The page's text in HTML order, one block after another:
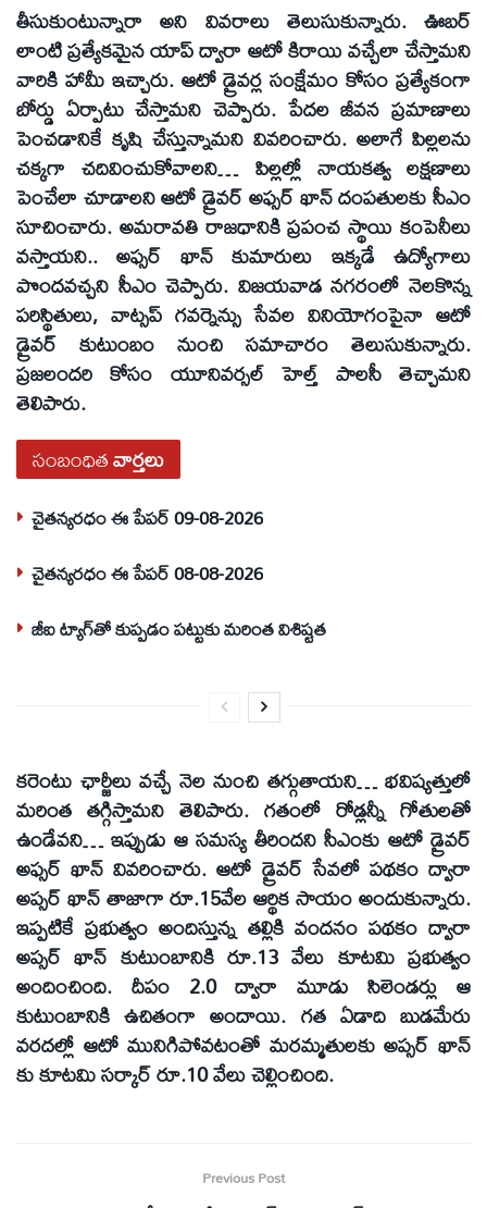
తీసుకుంటున్నారా అని వివరాలు తెలుసుకున్నారు. ఊబర్
లాంటి ప్రత్యేకమైన యాప్ ద్వారా ఆటో కిరాయి వచ్చేలా చేస్తామని
వారికి హామీ ఇచ్చారు. ఆటో డ్రైవర్ల సంక్షేమం కోసం ప్రత్యేకంగా
బోర్డు ఏర్పాటు చేస్తామని చెప్పారు. పేదల జీవన ప్రమాణాలు
పెంచడానికే కృషి చేస్తున్నామని వివరించారు. అలాగే పిల్లలను
చక్కగా చదివించుకోవాలని… పిల్లల్లో నాయకత్వ లక్షణాలు
పెంచేలా చూడాలని ఆటో డ్రైవర్ అఫ్సర్ ఖాన్ దంపతులకు సీఎం
సూచించారు. అమరావతి రాజధానికి ప్రపంచ స్థాయి కంపెనీలు
వస్తాయని.. అఫ్సర్ ఖాన్ కుమారులు ఇక్కడే ఉద్యోగాలు
పొందవచ్చని సీఎం చెప్పారు. విజయవాడ నగరంలో నెలకొన్న
పరిస్థితులు, వాట్సప్ గవర్నెన్సు సేవల వినియోగంపైనా ఆటో
డ్రైవర్ కుటుంబం నుంచి సమాచారం తెలుసుకున్నారు.
ప్రజలందరి కోసం యూనివర్సల్ హెల్త్ పాలసీ తెచ్చామని
తెలిపారు.
సంబంధితవార్తలు
చైతన్యరధం ఈ పేపర్ 09-08-2026
చైతన్యరధం ఈ పేపర్ 08-08-2026
జీఐ ట్యాగ్‌తో కుప్పడం పట్టుకు మరింత విశిష్టత
కరెంటు ఛార్జీలు వచ్చే నెల నుంచి తగ్గుతాయని… భవిష్యత్తులో
మరింత తగ్గిస్తామని తెలిపారు. గతంలో రోడ్లన్నీ గోతులతో
ఉండేవని… ఇప్పుడు ఆ సమస్య తీరిందని సీఎంకు ఆటో డ్రైవర్
అఫ్సర్ ఖాన్ వివరించారు. ఆటో డ్రైవర్ సేవలో పథకం ద్వారా
అప్సర్ ఖాన్ తాజాగా రూ.15వేల ఆర్థిక సాయం అందుకున్నారు.
ఇప్పటికే ప్రభుత్వం అందిస్తున్న తల్లికి వందనం పథకం ద్వారా
అప్సర్ ఖాన్ కుటుంబానికి రూ.13 వేలు కూటమి ప్రభుత్వం
అందించింది. దీపం 2.0 ద్వారా మూడు సిలెండర్లు ఆ
కుటుంబానికి ఉచితంగా అందాయి. గత ఏడాది బుడమేరు
వరదల్లో ఆటో మునిగిపోవటంతో మరమ్మతులకు అప్సర్ ఖాన్
కు కూటమి సర్కార్ రూ.10 వేలు చెల్లించింది.
Previous Post